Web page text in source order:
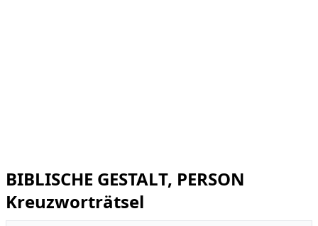
BIBLISCHE GESTALT, PERSON
Kreuzworträtsel